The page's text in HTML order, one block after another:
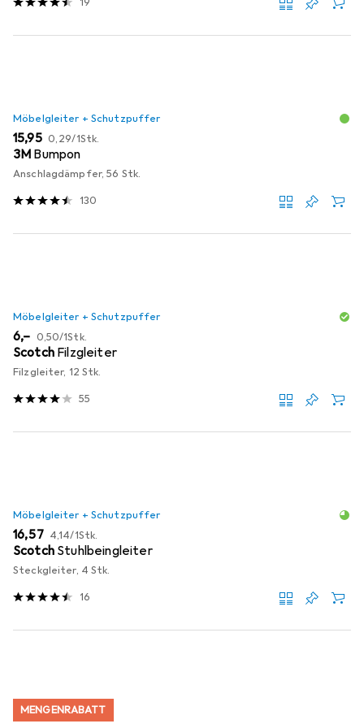
19
Möbelgleiter + Schutzpuffer
EUR
15,95 EUR
0,29/1Stk.
3M Bumpon
Anschlagdämpfer, 56 Stk.
130
Möbelgleiter + Schutzpuffer
EUR
6,– EUR
0,50/1Stk.
Scotch Filzgleiter
Filzgleiter, 12 Stk.
55
Möbelgleiter + Schutzpuffer
EUR
16,57 EUR
4,14/1Stk.
Scotch Stuhlbeingleiter
Steckgleiter, 4 Stk.
16
MENGENRABATT